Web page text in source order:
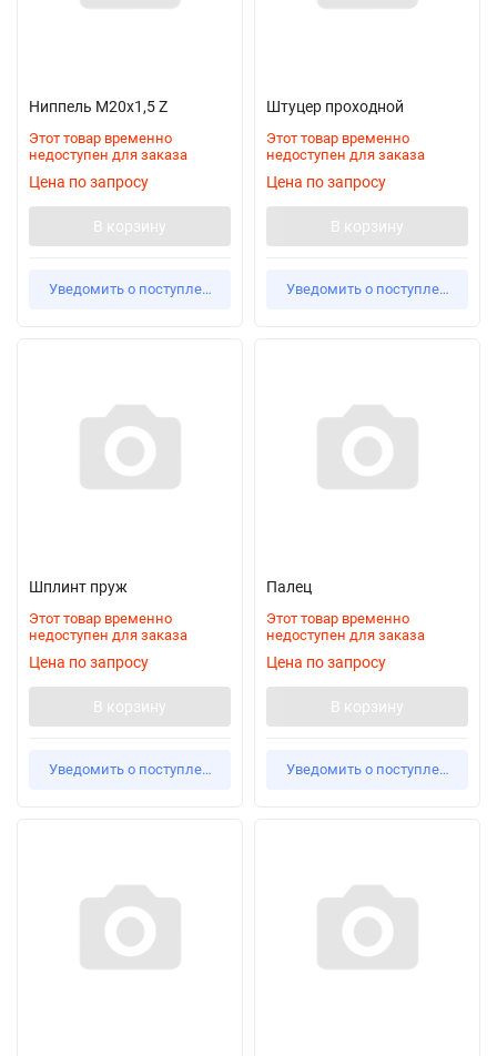
Ниппель М20х1,5 Z
Этот товар временно
недоступен для заказа
Цена по запросу
В корзину
Уведомить о поступлении
Штуцер проходной
Этот товар временно
недоступен для заказа
Цена по запросу
В корзину
Уведомить о поступлении
Шплинт пруж
Этот товар временно
недоступен для заказа
Цена по запросу
В корзину
Уведомить о поступлении
Палец
Этот товар временно
недоступен для заказа
Цена по запросу
В корзину
Уведомить о поступлении